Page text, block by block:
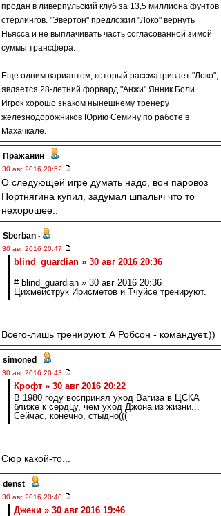
продан в ливерпульский клуб за 13,5 миллиона фунтов
стерлингов. "Эвертон" предложил "Локо" вернуть
Ньясса и не выплачивать часть согласованной зимой
суммы трансфера.
Еще одним вариантом, который рассматривает "Локо",
является 28-летний форвард "Анжи" Янник Боли.
Игрок хорошо знаком нынешнему тренеру
железнодорожников Юрию Семину по работе в
Махачкале.
Пражанин -
30 авг 2016 20:52
О следующей игре думать надо, вон паровоз
Портнягина купил, задумал шпалыч что то
нехорошее..
Sberban -
30 авг 2016 20:47
blind_guardian » 30 авг 2016 20:36
# blind_guardian » 30 авг 2016 20:36
Цихмейструк Ирисметов и Тчуйсе тренируют.
Всего-лишь тренируют. А Робсон - командует.))
simoned -
30 авг 2016 20:43
Крофт » 30 авг 2016 20:22
В 1980 году воспринял уход Вагиза в ЦСКА
ближе к сердцу, чем уход Джона из жизни...
Сейчас, конечно, стыдно(((
Сюр какой-то...
denst -
30 авг 2016 20:40
Джеки » 30 авг 2016 19:46